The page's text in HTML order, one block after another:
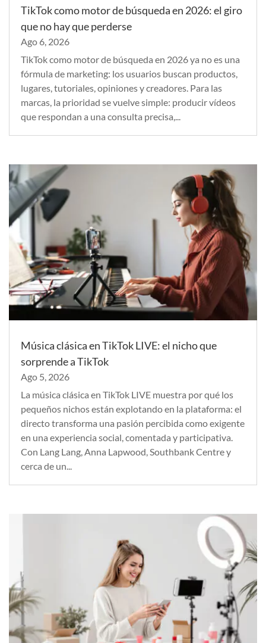
TikTok como motor de búsqueda en 2026: el giro
que no hay que perderse
Ago 6, 2026
TikTok como motor de búsqueda en 2026 ya no es una
fórmula de marketing: los usuarios buscan productos,
lugares, tutoriales, opiniones y creadores. Para las
marcas, la prioridad se vuelve simple: producir vídeos
que respondan a una consulta precisa,...
Música clásica en TikTok LIVE: el nicho que
sorprende a TikTok
Ago 5, 2026
La música clásica en TikTok LIVE muestra por qué los
pequeños nichos están explotando en la plataforma: el
directo transforma una pasión percibida como exigente
en una experiencia social, comentada y participativa.
Con Lang Lang, Anna Lapwood, Southbank Centre y
cerca de un...